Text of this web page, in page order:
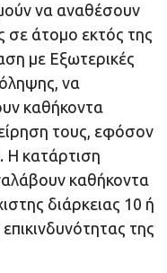
να αναθέσουν
σε άτομο εκτός της
με Εξωτερικές
να
καθήκοντα
τους, εφόσον
Η κατάρτιση
καθήκοντα
διάρκειας 10 ή
της